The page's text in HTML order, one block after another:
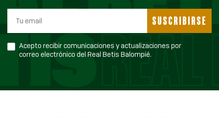
SUSCRIBIRSE
Acepto recibir comunicaciones y actualizaciones por
correo electrónico del Real Betis Balompié.